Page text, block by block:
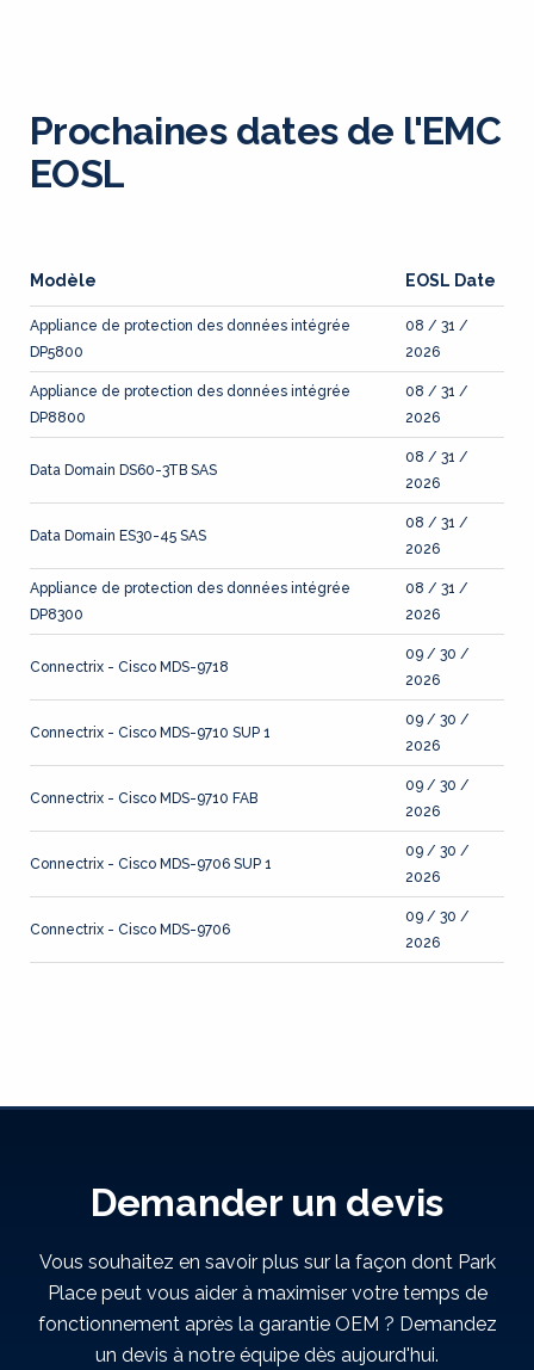
Prochaines dates de l'EMC
EOSL
Modèle EOSL Date
Appliance de protection des données intégrée
DP5800
08 / 31 /
2026
Appliance de protection des données intégrée
DP8800
08 / 31 /
2026
Data Domain DS60-3TB SAS
08 / 31 /
2026
Data Domain ES30-45 SAS
08 / 31 /
2026
Appliance de protection des données intégrée
DP8300
08 / 31 /
2026
Connectrix - Cisco MDS-9718
09 / 30 /
2026
Connectrix - Cisco MDS-9710 SUP 1
09 / 30 /
2026
Connectrix - Cisco MDS-9710 FAB
09 / 30 /
2026
Connectrix - Cisco MDS-9706 SUP 1
09 / 30 /
2026
Connectrix - Cisco MDS-9706
09 / 30 /
2026
Demander un devis
Vous souhaitez en savoir plus sur la façon dont Park
Place peut vous aider à maximiser votre temps de
fonctionnement après la garantie OEM ? Demandez
un devis à notre équipe dès aujourd'hui.